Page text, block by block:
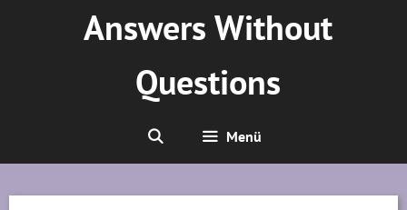
Answers Without
Questions
Menü